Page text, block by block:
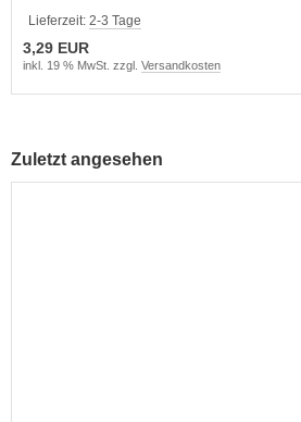
Lieferzeit: 2-3 Tage
3,29 EUR
inkl. 19 % MwSt. zzgl. Versandkosten
Zuletzt angesehen